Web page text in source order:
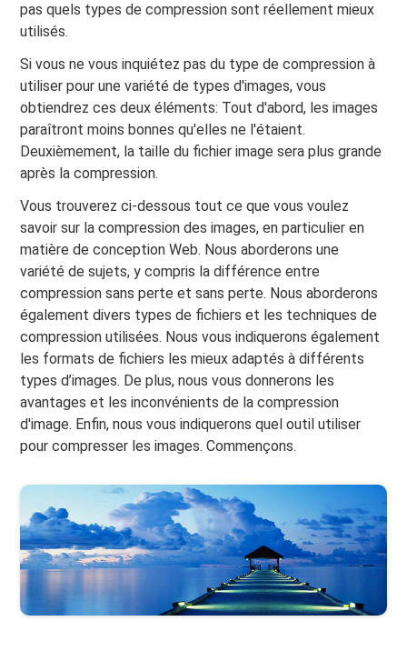
pas quels types de compression sont réellement mieux
utilisés.
Si vous ne vous inquiétez pas du type de compression à
utiliser pour une variété de types d'images, vous
obtiendrez ces deux éléments: Tout d'abord, les images
paraîtront moins bonnes qu'elles ne l'étaient.
Deuxièmement, la taille du fichier image sera plus grande
après la compression.
Vous trouverez ci-dessous tout ce que vous voulez
savoir sur la compression des images, en particulier en
matière de conception Web. Nous aborderons une
variété de sujets, y compris la différence entre
compression sans perte et sans perte. Nous aborderons
également divers types de fichiers et les techniques de
compression utilisées. Nous vous indiquerons également
les formats de fichiers les mieux adaptés à différents
types d’images. De plus, nous vous donnerons les
avantages et les inconvénients de la compression
d'image. Enfin, nous vous indiquerons quel outil utiliser
pour compresser les images. Commençons.